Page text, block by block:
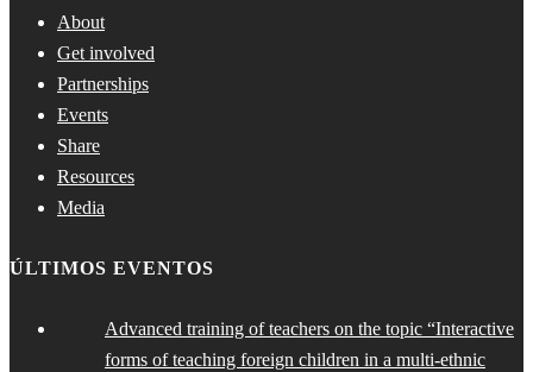
About
Get involved
Partnerships
Events
Share
Resources
Media
ÚLTIMOS EVENTOS
Advanced training of teachers on the topic “Interactive
forms of teaching foreign children in a multi-ethnic